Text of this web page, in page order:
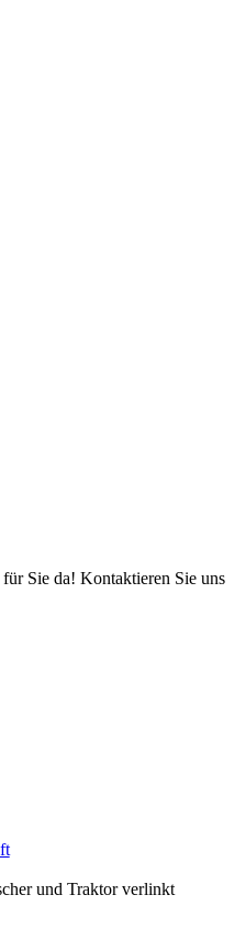
Sie da! Kontaktieren Sie uns